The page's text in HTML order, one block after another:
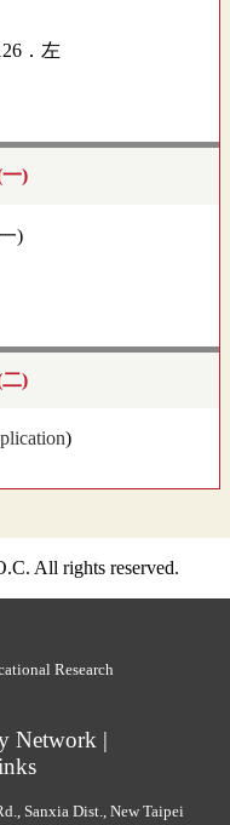
．左
)
)
)
All rights reserved.
Network |
Sanxia Dist., New Taipei